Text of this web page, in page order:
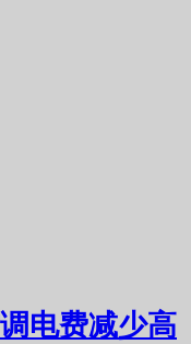
电费减少高